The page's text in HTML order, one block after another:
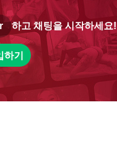
하고 채팅을 시작하세요!
하기